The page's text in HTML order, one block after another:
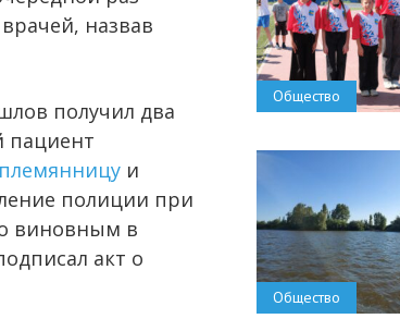
назвав
получил два
пациент
и
полиции при
виновным в
акт о
Общество
Общество